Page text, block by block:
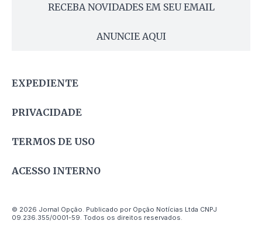
RECEBA NOVIDADES EM SEU EMAIL
ANUNCIE AQUI
EXPEDIENTE
PRIVACIDADE
TERMOS DE USO
ACESSO INTERNO
© 2026 Jornal Opção. Publicado por Opção Notícias Ltda CNPJ
09.236.355/0001-59. Todos os direitos reservados.